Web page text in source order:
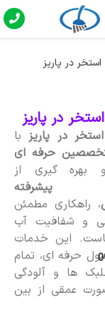
در پاریز
در پاریز
در پاریزبا
حرفه ای
گیری از
پیشرفته
، راهکاری مطمئن
و شفافیت آب
این خدمات
حرفه ای، تمام
ها و آلودگی
عمقی از بین